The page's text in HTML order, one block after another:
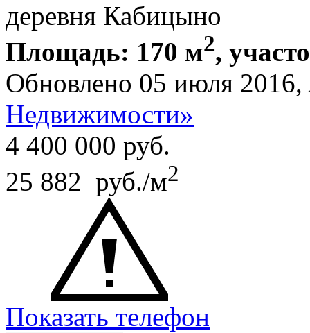
деревня Кабицыно
Площадь: 170 м2,
Обновлено 05 июля 2016,
Недвижимости»
4 400 000 руб.
25 882 руб./м2
Показать телефон